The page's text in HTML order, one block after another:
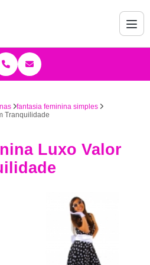
fantasia feminina simples
Tranquilidade
Luxo Valor